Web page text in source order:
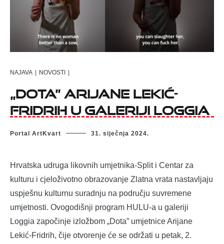
NAJAVA | NOVOSTI |
„Dota” Arijane Lekić-
Fridrih u galeriji Loggia
Portal ArtKvart 31. siječnja 2024.
Hrvatska udruga likovnih umjetnika-Split i Centar za
kulturu i cjeloživotno obrazovanje Zlatna vrata nastavljaju
uspješnu kulturnu suradnju na području suvremene
umjetnosti. Ovogodišnji program HULU-a u galeriji
Loggia započinje izložbom „Dota” umjetnice Arijane
Lekić-Fridrih, čije otvorenje će se održati u petak, 2.